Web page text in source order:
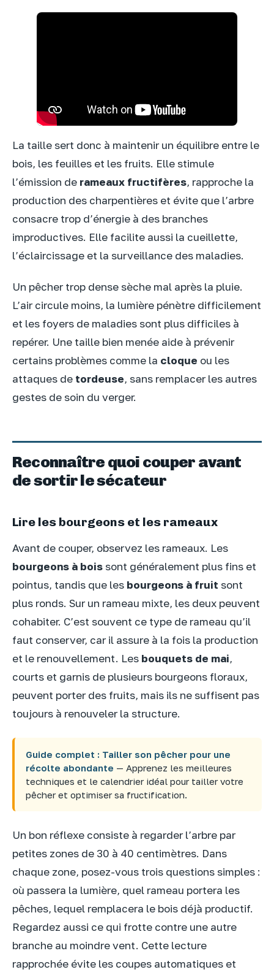
La taille sert donc à maintenir un équilibre entre le
bois, les feuilles et les fruits. Elle stimule
l’émission de rameaux fructifères, rapproche la
production des charpentières et évite que l’arbre
consacre trop d’énergie à des branches
improductives. Elle facilite aussi la cueillette,
l’éclaircissage et la surveillance des maladies.
Un pêcher trop dense sèche mal après la pluie.
L’air circule moins, la lumière pénètre difficilement
et les foyers de maladies sont plus difficiles à
repérer. Une taille bien menée aide à prévenir
certains problèmes comme la cloque ou les
attaques de tordeuse, sans remplacer les autres
gestes de soin du verger.
Reconnaître quoi couper avant
de sortir le sécateur
Lire les bourgeons et les rameaux
Avant de couper, observez les rameaux. Les
bourgeons à bois sont généralement plus fins et
pointus, tandis que les bourgeons à fruit sont
plus ronds. Sur un rameau mixte, les deux peuvent
cohabiter. C’est souvent ce type de rameau qu’il
faut conserver, car il assure à la fois la production
et le renouvellement. Les bouquets de mai,
courts et garnis de plusieurs bourgeons floraux,
peuvent porter des fruits, mais ils ne suffisent pas
toujours à renouveler la structure.
Guide complet : Tailler son pêcher pour une
récolte abondante — Apprenez les meilleures
techniques et le calendrier idéal pour tailler votre
pêcher et optimiser sa fructification.
Un bon réflexe consiste à regarder l’arbre par
petites zones de 30 à 40 centimètres. Dans
chaque zone, posez-vous trois questions simples :
où passera la lumière, quel rameau portera les
pêches, lequel remplacera le bois déjà productif.
Regardez aussi ce qui frotte contre une autre
branche au moindre vent. Cette lecture
rapprochée évite les coupes automatiques et